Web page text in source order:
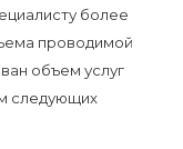
более
проводимой
объем услуг
следующих